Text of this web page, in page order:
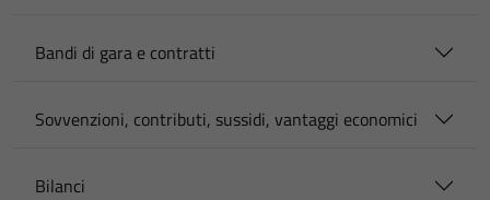
Bandi di gara e contratti
Sovvenzioni, contributi, sussidi, vantaggi economici
Bilanci